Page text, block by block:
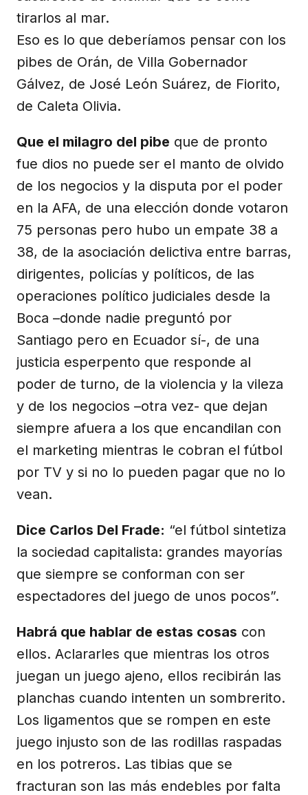
tirarlos al mar.
Eso es lo que deberíamos pensar con los
pibes de Orán, de Villa Gobernador
Gálvez, de José León Suárez, de Fiorito,
de Caleta Olivia.
Que el milagro del pibe que de pronto
fue dios no puede ser el manto de olvido
de los negocios y la disputa por el poder
en la AFA, de una elección donde votaron
75 personas pero hubo un empate 38 a
38, de la asociación delictiva entre barras,
dirigentes, policías y políticos, de las
operaciones político judiciales desde la
Boca –donde nadie preguntó por
Santiago pero en Ecuador sí-, de una
justicia esperpento que responde al
poder de turno, de la violencia y la vileza
y de los negocios –otra vez- que dejan
siempre afuera a los que encandilan con
el marketing mientras le cobran el fútbol
por TV y si no lo pueden pagar que no lo
vean.
Dice Carlos Del Frade: “el fútbol sintetiza
la sociedad capitalista: grandes mayorías
que siempre se conforman con ser
espectadores del juego de unos pocos”.
Habrá que hablar de estas cosas con
ellos. Aclararles que mientras los otros
juegan un juego ajeno, ellos recibirán las
planchas cuando intenten un sombrerito.
Los ligamentos que se rompen en este
juego injusto son de las rodillas raspadas
en los potreros. Las tibias que se
fracturan son las más endebles por falta